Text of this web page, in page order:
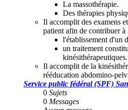
La massothérapie.
Des thérapies
Il accomplit des examens
patient afin de contribuer à
l'établissement d'un
un traitement
kinésithérapeutiques.
Il accomplit de la
rééducation abdomino-
Service public fédéral (SPF)
0 Sujets
0 Messages